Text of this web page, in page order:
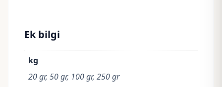
Ek bilgi
kg
20 gr, 50 gr, 100 gr, 250 gr